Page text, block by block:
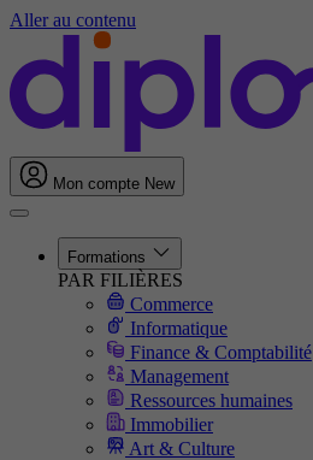
Aller au contenu
Mon compte New
Formations
PAR FILIÈRES
Commerce
Informatique
Finance & Comptabilité
Management
Ressources humaines
Immobilier
Art & Culture